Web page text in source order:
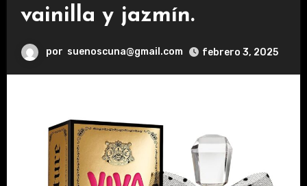
vainilla y jazmín.
por suenoscuna@gmail.com febrero 3, 2025